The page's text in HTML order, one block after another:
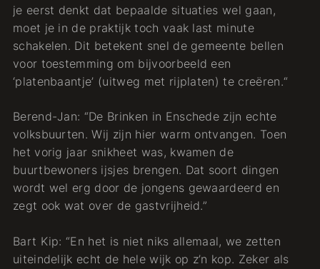
je eerst denkt dat bepaalde situaties wel gaan,
moet je in de praktijk toch vaak last minute
schakelen. Dit betekent snel de gemeente bellen
voor toestemming om bijvoorbeeld een
‘platenbaantje’ (uitweg met rijplaten) te creëren.“
Berend-Jan: “De Brinken in Enschede zijn echte
volksbuurten. Wij zijn hier warm ontvangen. Toen
het vorig jaar snikheet was, kwamen de
buurtbewoners ijsjes brengen. Dat soort dingen
wordt wel erg door de jongens gewaardeerd en
zegt ook wat over de gastvrijheid.”
Bart Kip: “En het is niet niks allemaal, we zetten
uiteindelijk echt de hele wijk op z’n kop. Zeker als